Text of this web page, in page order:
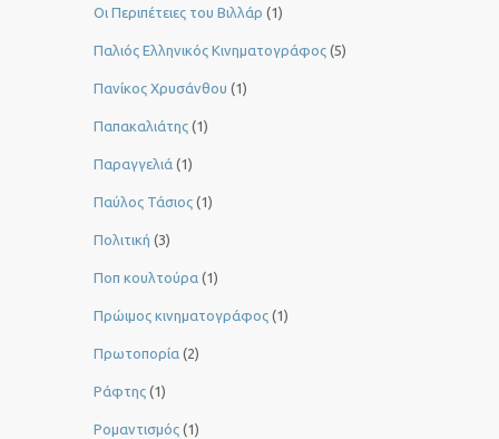
Οι Περιπέτειες του Βιλλάρ (1)
Παλιός Ελληνικός Κινηματογράφος (5)
Πανίκος Χρυσάνθου (1)
Παπακαλιάτης (1)
Παραγγελιά (1)
Παύλος Τάσιος (1)
Πολιτική (3)
Ποπ κουλτούρα (1)
Πρώιμος κινηματογράφος (1)
Πρωτοπορία (2)
Ράφτης (1)
Ρομαντισμός (1)